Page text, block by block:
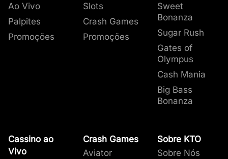
Ao Vivo
Palpites
Promoções
Slots
Crash Games
Promoções
Sweet
Bonanza
Sugar Rush
Gates of
Olympus
Cash Mania
Big Bass
Bonanza
Cassino ao
Vivo
Crash Games
Aviator
Sobre KTO
Sobre Nós